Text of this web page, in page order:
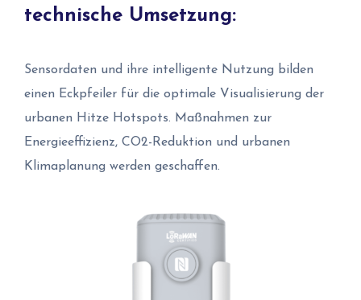
technische Umsetzung:
Sensordaten und ihre intelligente Nutzung bilden
einen Eckpfeiler für die optimale Visualisierung der
urbanen Hitze Hotspots. Maßnahmen zur
Energieeffizienz, CO2-Reduktion und urbanen
Klimaplanung werden geschaffen.